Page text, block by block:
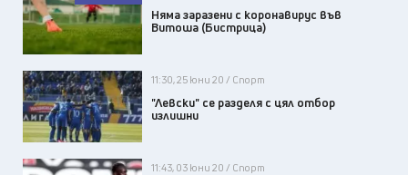
Няма заразени с коронавирус във
Витоша (Бистрица)
11:30, 25 юни 20 / Спорт
"Левски" се разделя с цял отбор
излишни
11:43, 03 юни 20 / Спорт